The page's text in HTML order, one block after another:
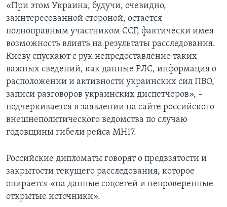
«При этом Украина, будучи, очевидно,
заинтересованной стороной, остается
полноправным участником ССГ, фактически имея
возможность влиять на результаты расследования.
Киеву спускают с рук непредоставление таких
важных сведений, как данные PЛC, информация о
расположении и активности украинских сил ПВО,
записи разговоров украинских диспетчеров», –
подчеркивается в заявлении на сайте российского
внешнеполитического ведомства по случаю
годовщины гибели рейса МН17.
Российские дипломаты говорят о предвзятости и
закрытости текущего расследования, которое
опирается «на данные соцсетей и непроверенные
открытые источники».